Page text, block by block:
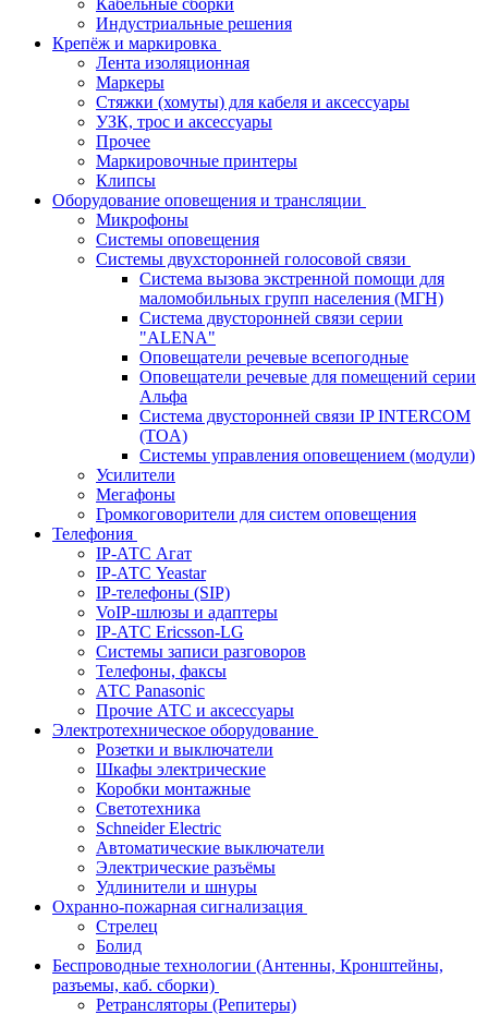
Кабельные сборки
Индустриальные решения
Крепёж и маркировка
Лента изоляционная
Маркеры
Стяжки (хомуты) для кабеля и аксессуары
УЗК, трос и аксессуары
Прочее
Маркировочные принтеры
Клипсы
Оборудование оповещения и трансляции
Микрофоны
Системы оповещения
Системы двухсторонней голосовой связи
Система вызова экстренной помощи для
маломобильных групп населения (МГН)
Система двусторонней связи серии
"ALENA"
Оповещатели речевые всепогодные
Оповещатели речевые для помещений серии
Альфа
Система двусторонней связи IP INTERCOM
(TOA)
Системы управления оповещением (модули)
Усилители
Мегафоны
Громкоговорители для систем оповещения
Телефония
IP-АТС Агат
IP-АТС Yeastar
IP-телефоны (SIP)
VoIP-шлюзы и адаптеры
IP-АТС Ericsson-LG
Системы записи разговоров
Телефоны, факсы
АТС Panasonic
Прочие АТС и аксессуары
Электротехническое оборудование
Розетки и выключатели
Шкафы электрические
Коробки монтажные
Светотехника
Schneider Electric
Автоматические выключатели
Электрические разъёмы
Удлинители и шнуры
Охранно-пожарная сигнализация
Стрелец
Болид
Беспроводные технологии (Антенны, Кронштейны,
разъемы, каб. сборки)
Ретрансляторы (Репитеры)